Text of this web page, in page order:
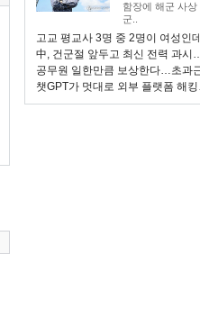
함장에 해군 사상
군..
고교 평교사 3명 중 2명이 여성인
中, 건군절 앞두고 최신 전력 과시
공무원 일한만큼 보상한다…초과
챗GPT가 멋대로 외부 플랫폼 해